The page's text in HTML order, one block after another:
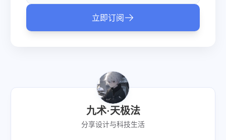
九术·天极法
分享设计与科技生活